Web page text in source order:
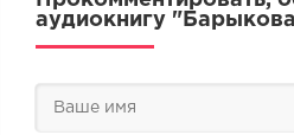
аудиокнигу